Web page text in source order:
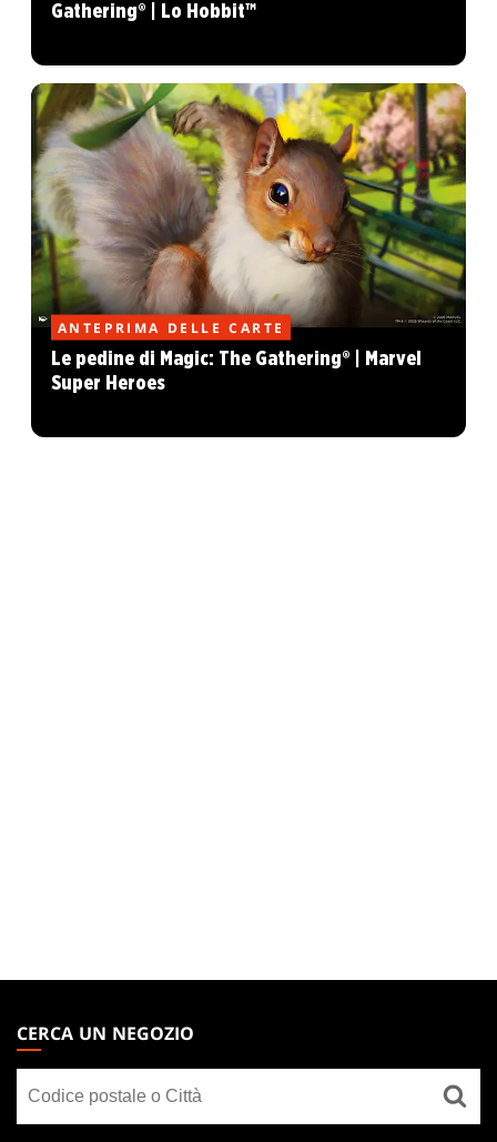
Gathering® | Lo Hobbit™
ANTEPRIMA DELLE CARTE
Le pedine di Magic: The Gathering® | Marvel
Super Heroes
THE
GATHERING
FOOTER
CERCA UN NEGOZIO
un
negozio